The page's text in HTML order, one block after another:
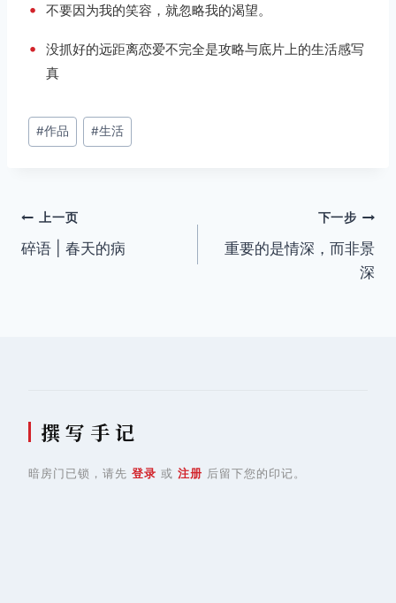
• 不要因为我的笑容，就忽略我的渴望。
•
没抓好的远距离恋爱不完全是攻略与底片上的生活感写
真
文
章
#作品 #生活
文
章
上一页
碎语 | 春天的病
下一步
重要的是情深，而非景
深
撰 写 手 记
暗房门已锁，请先 登录 或 注册 后留下您的印记。